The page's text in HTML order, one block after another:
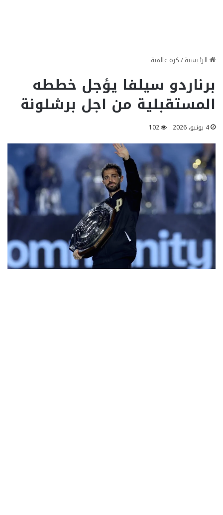
الرئيسية/كرة عالمية
برناردو سيلفا يؤجل خططه
المستقبلية من اجل برشلونة
4 يونيو، 2026 102